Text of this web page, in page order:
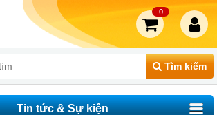
Tìm kiếm
0
Tin tức & Sự kiện